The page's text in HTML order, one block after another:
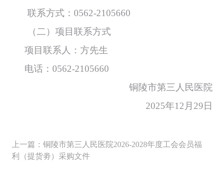
联系方式：0562-2105660
（ 二 ）项目联系方式
项目联系人：方先生
电话：0562-2105660
铜陵市第三人民医院
2025年12月29日
上一篇：铜陵市第三人民医院2026-2028年度工会会员福
利（提货劵）采购文件